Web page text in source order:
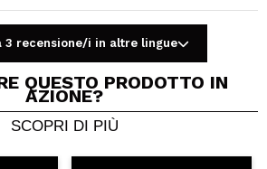
un video o una foto
essere il primo. Immaginalo...
3 recensione/i in altre lingue
QUESTO PRODOTTO IN
AZIONE?
SCOPRI DI PIÙ